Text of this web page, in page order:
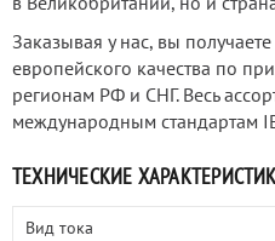
Заказывая у нас, вы
европейского качества по
регионам РФ и СНГ. Весь
международным стандартам
ТЕХНИЧЕСКИЕ
Вид тока